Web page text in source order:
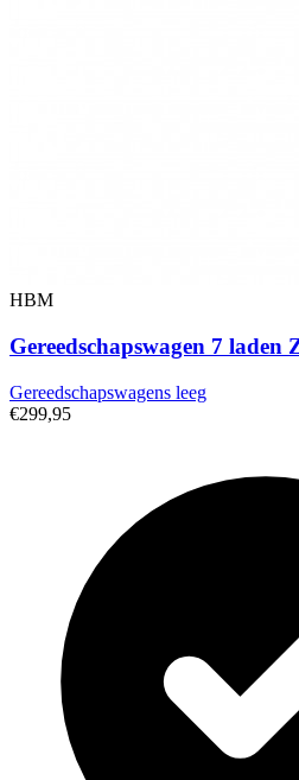
HBM
Gereedschapswagen 7 laden
Gereedschapswagens leeg
€299,95